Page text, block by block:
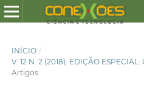
INÍCIO /
V. 12 N. 2 (2018): EDIÇÃO
Artigos